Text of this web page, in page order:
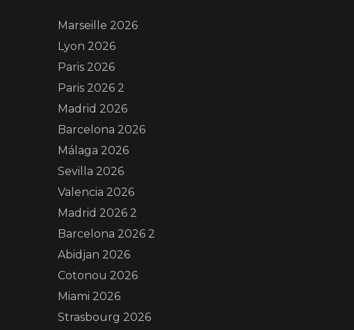
Marseille 2026
Lyon 2026
Paris 2026
Paris 2026 2
Madrid 2026
Barcelona 2026
Málaga 2026
Sevilla 2026
Valencia 2026
Madrid 2026 2
Barcelona 2026 2
Abidjan 2026
Cotonou 2026
Miami 2026
Strasbourg 2026